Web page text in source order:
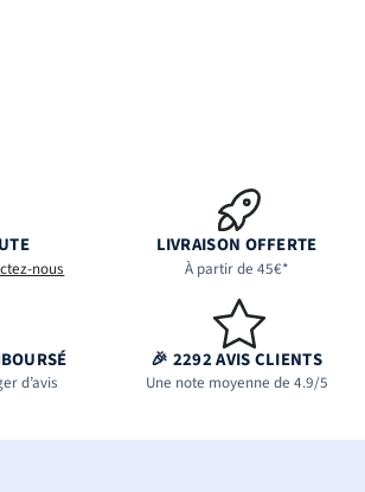
nous
LIVRAISON OFFERTE
À partir de 45€*
d’avis
🎉 2292 AVIS CLIENTS
Une note moyenne de 4.9/5